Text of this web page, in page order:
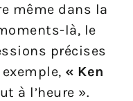
même dans la
là, le
précises
« Ken
à l’heure ».